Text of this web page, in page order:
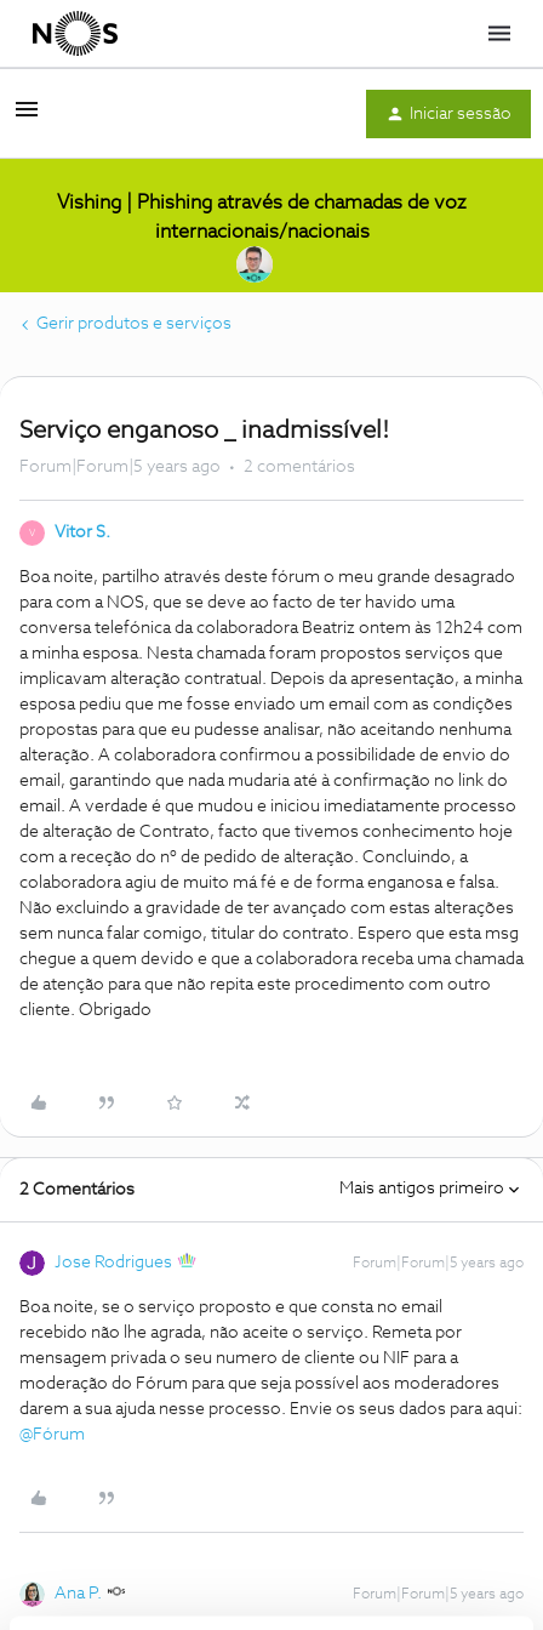
Menu
Iniciar sessão
Vishing | Phishing através de chamadas de voz
internacionais/nacionais
Gerir produtos e serviços
Serviço enganoso _ inadmissível!
Forum|Forum|5 years ago 2 comentários
V Vitor S.
Boa noite, partilho através deste fórum o meu grande desagrado
para com a NOS, que se deve ao facto de ter havido uma
conversa telefónica da colaboradora Beatriz ontem às 12h24 com
a minha esposa. Nesta chamada foram propostos serviços que
implicavam alteração contratual. Depois da apresentação, a minha
esposa pediu que me fosse enviado um email com as condições
propostas para que eu pudesse analisar, não aceitando nenhuma
alteração. A colaboradora confirmou a possibilidade de envio do
email, garantindo que nada mudaria até à confirmação no link do
email. A verdade é que mudou e iniciou imediatamente processo
de alteração de Contrato, facto que tivemos conhecimento hoje
com a receção do nº de pedido de alteração. Concluindo, a
colaboradora agiu de muito má fé e de forma enganosa e falsa.
Não excluindo a gravidade de ter avançado com estas alterações
sem nunca falar comigo, titular do contrato. Espero que esta msg
chegue a quem devido e que a colaboradora receba uma chamada
de atenção para que não repita este procedimento com outro
cliente. Obrigado
2 Comentários Mais antigos primeiro
Jose Rodrigues Forum|Forum|5 years ago
Boa noite, se o serviço proposto e que consta no email
recebido não lhe agrada, não aceite o serviço. Remeta por
mensagem privada o seu numero de cliente ou NIF para a
moderação do Fórum para que seja possível aos moderadores
darem a sua ajuda nesse processo. Envie os seus dados para aqui:
@Fórum
Ana P. Forum|Forum|5 years ago